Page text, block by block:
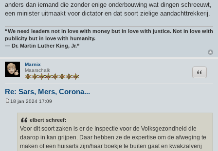
anders dan iemand die zonder enige onderbouwing wat dingen schreeuwt,
een minister uitmaakt voor dictator en dat soort zielige aandachttrekkerij.
“We need leaders not in love with money but in love with justice. Not in love with
publicity but in love with humanity.
― Dr. Martin Luther King, Jr.”
Marnix
Maarschalk
Re: Sars, Mers, Corona...
Citeer
18 jan 2024 17:09
elbert schreef:
Voor dit soort zaken is er de Inspectie voor de Volksgezondheid die
daarop in kan grijpen. Daar hebben ze de expertise om de afweging te
maken of een huisarts zijn/haar boekje te buiten gaat en kwakzalverij